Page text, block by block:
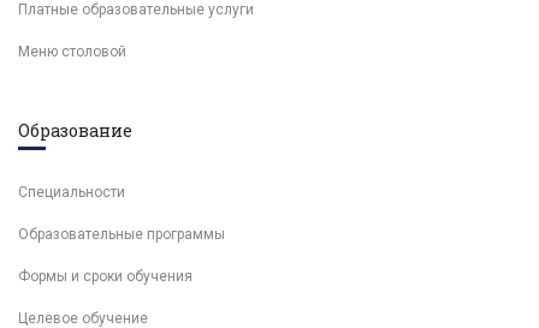
Платные образовательные услуги
Меню столовой
Образование
Специальности
Образовательные программы
Формы и сроки обучения
Целевое обучение